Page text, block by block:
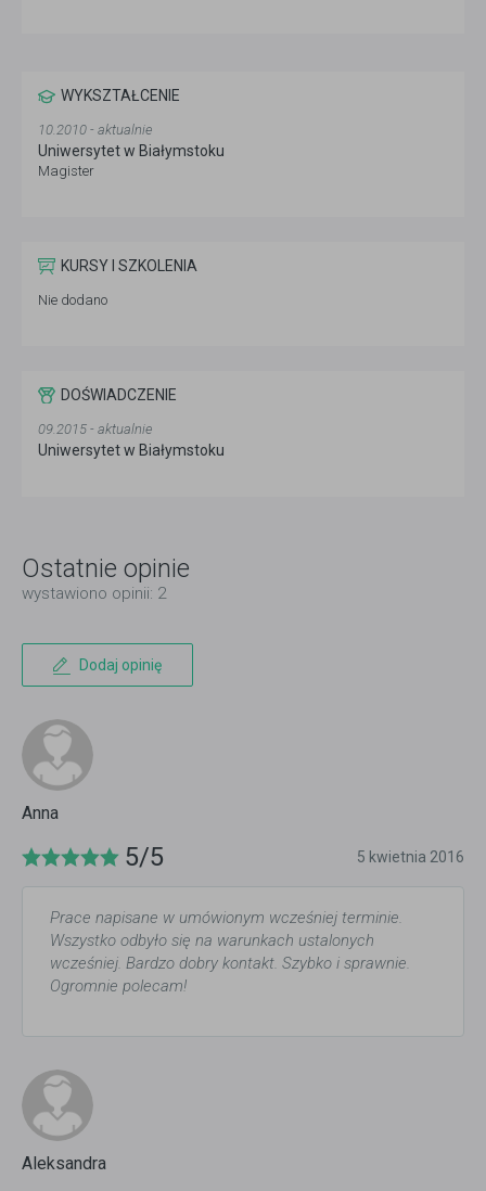
WYKSZTAŁCENIE
10.2010 - aktualnie
Uniwersytet w Białymstoku
Magister
KURSY I SZKOLENIA
Nie dodano
DOŚWIADCZENIE
09.2015 - aktualnie
Uniwersytet w Białymstoku
Ostatnie opinie
wystawiono opinii: 2
Dodaj opinię
Anna
5/5 5 kwietnia 2016
Prace napisane w umówionym wcześniej terminie.
Wszystko odbyło się na warunkach ustalonych
wcześniej. Bardzo dobry kontakt. Szybko i sprawnie.
Ogromnie polecam!
Aleksandra